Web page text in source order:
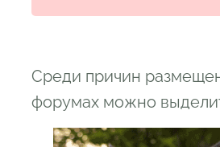
Среди причин
форумах можно